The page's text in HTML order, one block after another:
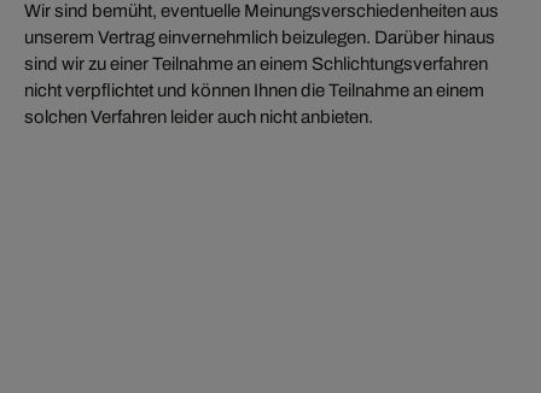
Wir sind bemüht, eventuelle Meinungsverschiedenheiten aus
unserem Vertrag einvernehmlich beizulegen. Darüber hinaus
sind wir zu einer Teilnahme an einem Schlichtungsverfahren
nicht verpflichtet und können Ihnen die Teilnahme an einem
solchen Verfahren leider auch nicht anbieten.